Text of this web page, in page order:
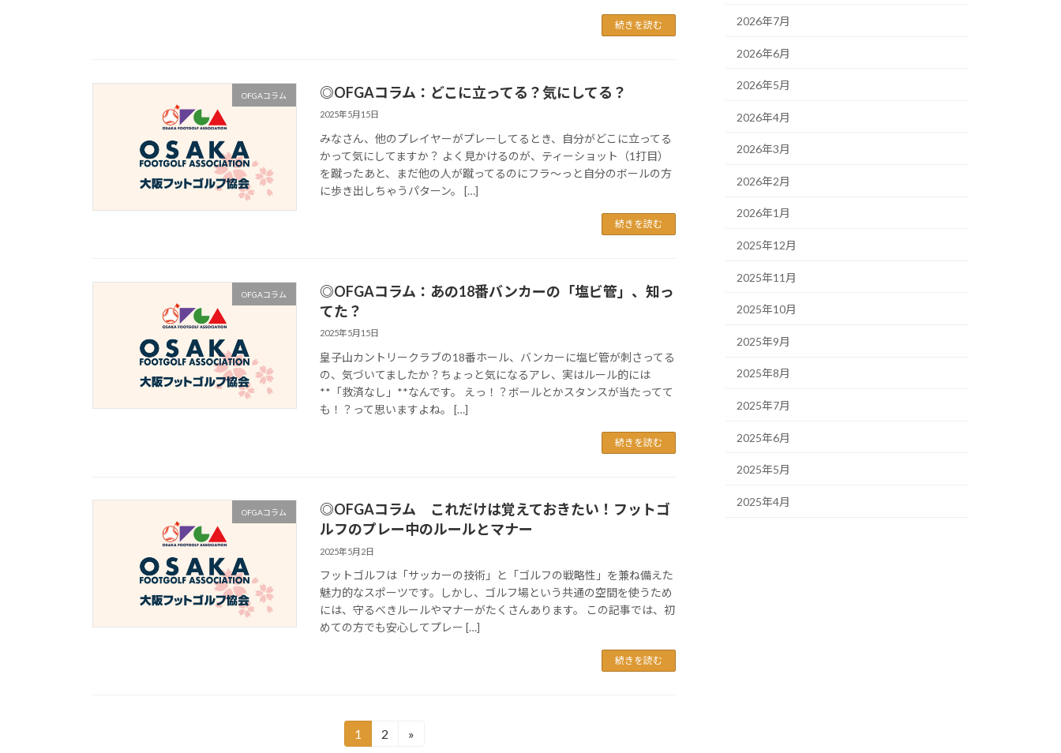
続きを読む
OFGAコラム ◎OFGAコラム：どこに立ってる？気にしてる？
2025年5月15日
みなさん、他のプレイヤーがプレーしてるとき、自分がどこに立ってる
かって気にしてますか？ よく見かけるのが、ティーショット（1打目）
を蹴ったあと、まだ他の人が蹴ってるのにフラ〜っと自分のボールの方
に歩き出しちゃうパターン。 […]
続きを読む
OFGAコラム
◎OFGAコラム：あの18番バンカーの「塩ビ管」、知っ
てた？
2025年5月15日
皇子山カントリークラブの18番ホール、バンカーに塩ビ管が刺さってる
の、気づいてましたか？ちょっと気になるアレ、実はルール的には
**「救済なし」**なんです。 えっ！？ボールとかスタンスが当たってて
も！？って思いますよね。 […]
続きを読む
OFGAコラム
◎OFGAコラム これだけは覚えておきたい！フットゴ
ルフのプレー中のルールとマナー
2025年5月2日
フットゴルフは「サッカーの技術」と「ゴルフの戦略性」を兼ね備えた
魅力的なスポーツです。しかし、ゴルフ場という共通の空間を使うため
には、守るべきルールやマナーがたくさんあります。 この記事では、初
めての方でも安心してプレー […]
続きを読む
固
1
固
2 »
2026年7月
2026年6月
2026年5月
2026年4月
2026年3月
2026年2月
2026年1月
2025年12月
2025年11月
2025年10月
2025年9月
2025年8月
2025年7月
2025年6月
2025年5月
2025年4月